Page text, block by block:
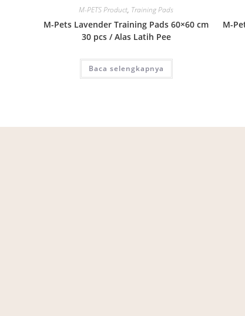
M-PETS Product, Training Pads
M-Pets Lavender Training Pads 60×60 cm
30 pcs / Alas Latih Pee
Baca selengkapnya
M-